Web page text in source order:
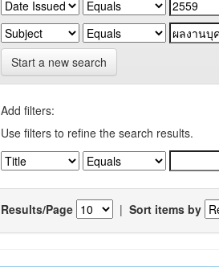
Start a new search
Add filters:
Use filters to refine the search results.
Results/Page | Sort items by